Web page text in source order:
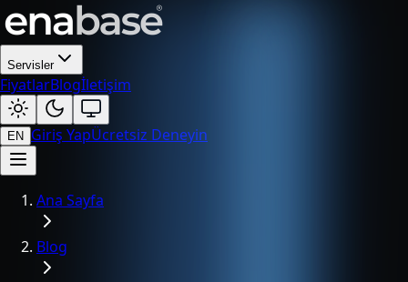
Servisler
FiyatlarBlogİletişim
EN Giriş YapÜcretsiz Deneyin
Ana Sayfa
Blog